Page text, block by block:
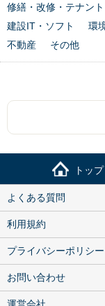
修繕・改修・テナント
建設IT・ソフト
環
不動産
その他
トップ
よくある質問
利用規約
プライバシーポリシー
お問い合わせ
運営会社